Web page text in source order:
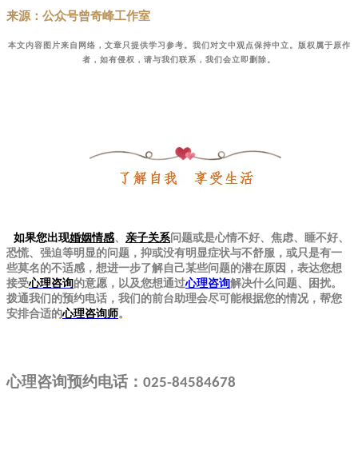
来源：公众号曾奇峰工作室
本文内容图片来自网络，文章只提供学习参考。我们对文中观点保持中立。版权属于原作
者，如有侵权，请与我们联系，我们会立即删除。
如果您出现婚姻情感、 亲子关系问题或是心情不好、焦虑、睡不好、
恐慌、强迫等明显的问题，抑或没有明显症状与不舒服，或只是有一
些莫名的不适感，想进一步了解自己某些问题的潜在原因，表达您想
接受心理咨询 的意愿，以及您想通过心理咨询解决什么问题、困扰。
拨通我们的预约电话，我们的前台助理会尽可能根据您的情况，帮您
安排合适的心理咨询师。
心理咨询预约电话： 025-84584678